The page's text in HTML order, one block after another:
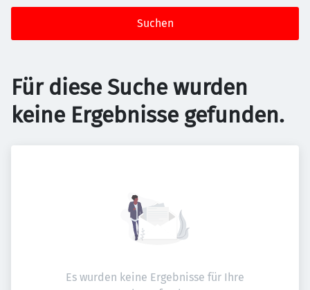
Suchen
Für diese Suche wurden
keine Ergebnisse gefunden.
Es wurden keine Ergebnisse für Ihre